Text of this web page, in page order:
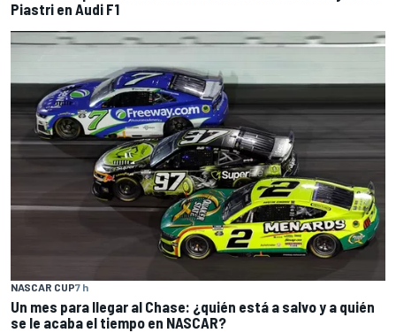
Piastri en Audi F1
NASCAR CUP7 h
Un mes para llegar al Chase: ¿quién está a salvo y a quién
se le acaba el tiempo en NASCAR?